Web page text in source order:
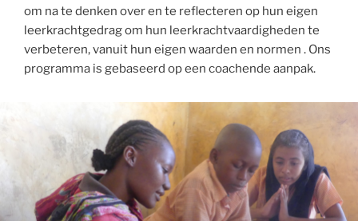
om na te denken over en te reflecteren op hun eigen
leerkrachtgedrag om hun leerkrachtvaardigheden te
verbeteren, vanuit hun eigen waarden en normen . Ons
programma is gebaseerd op een coachende aanpak.